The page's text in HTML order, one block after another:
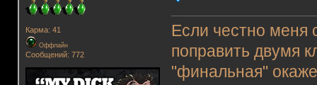
Карма: 41
Оффлайн
Сообщений: 772
Если честно меня
поправить двумя
"финальная"